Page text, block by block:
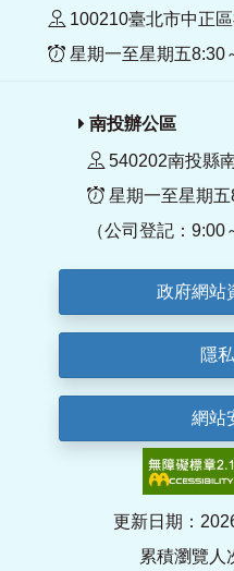
100210臺北市中正
星期一至星期五8:30
南投辦公區
540202南投縣
星期一至星期
（公司登記：9:00
政府網站
隱
網站
更新日期：
累積瀏覽人